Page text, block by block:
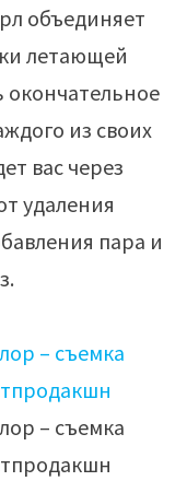
объединяет
летающей
окончательное
из своих
вас через
удаления
пара и